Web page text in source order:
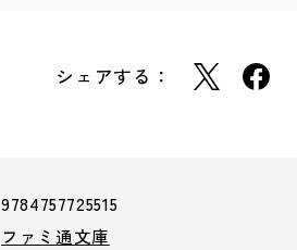
シェアする：
9784757725515
ファミ通文庫